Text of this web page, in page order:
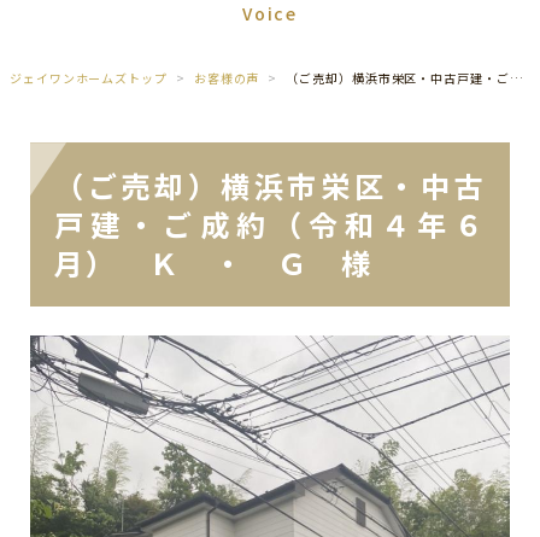
Voice
ジェイワンホームズトップ お客様の声 （ご売却）横浜市栄区・中古戸建・ご成約（令和４年６月） Ｋ ・ Ｇ 様
（ご売却）横浜市栄区・中古
戸建・ご成約（令和４年６
月） Ｋ ・ Ｇ 様